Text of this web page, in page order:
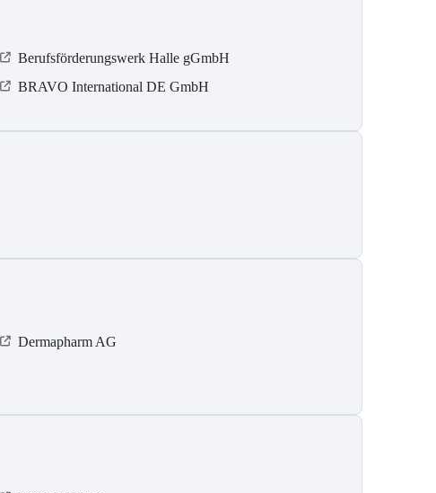
Berufsförderungswerk Halle gGmbH
BRAVO International DE GmbH
Dermapharm AG